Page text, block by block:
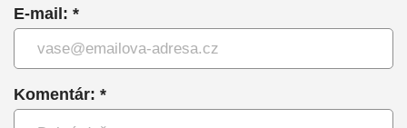
E-mail: *
Komentár: *